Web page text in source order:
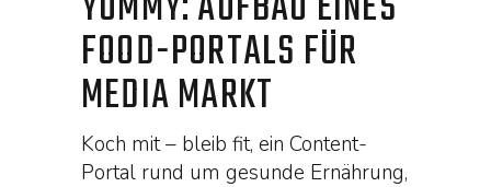
FOOD-PORTALS FÜR
MEDIA MARKT
Koch mit – bleib fit, ein Content-
Portal rund um gesunde Ernährung,